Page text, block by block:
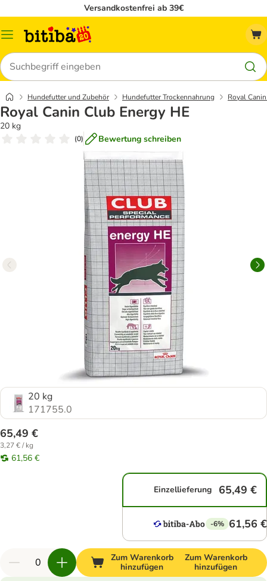
Versandkostenfrei ab 39€
Menü
Suchen
Hundefutter und Zubehör Hundefutter Trockennahrung Royal
Royal Canin Club Energy HE
20 kg
(0) Bewertung schreiben
20 kg
171755.0
65,49 €
3,27 € / kg
61,56 €
Einzellieferung 65,49 €
-6% 61,56 €
Zum Warenkorb
hinzufügen
Zum Warenkorb
hinzufügen